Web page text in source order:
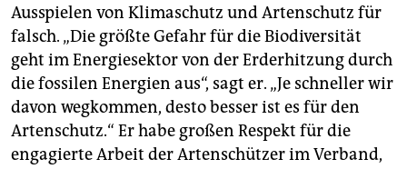
Ausspielen von Klimaschutz und Artenschutz für
falsch. „Die größte Gefahr für die Biodiversität
geht im Energiesektor von der Erderhitzung durch
die fossilen Energien aus“, sagt er. „Je schneller wir
davon wegkommen, desto besser ist es für den
Artenschutz.“ Er habe großen Respekt für die
engagierte Arbeit der Artenschützer im Verband,